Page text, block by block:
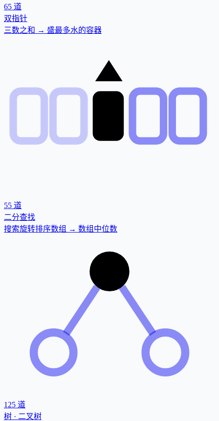
65 道
双指针
三数之和 → 盛最多水的容器
55 道
二分查找
搜索旋转排序数组 → 数组中位数
125 道
树 · 二叉树